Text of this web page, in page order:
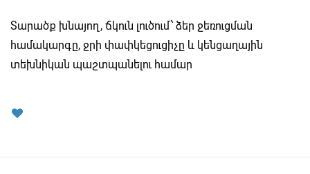
Տարածք խնայող, ճկուն լուծում՝ ձեր ջեռուցման
համակարգը, ջրի փափկեցուցիչը և կենցաղային
տեխնիկան պաշտպանելու համար